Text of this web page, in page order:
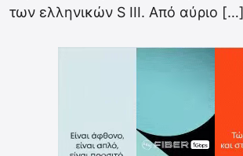
των ελληνικών S III. Από αύριο […]